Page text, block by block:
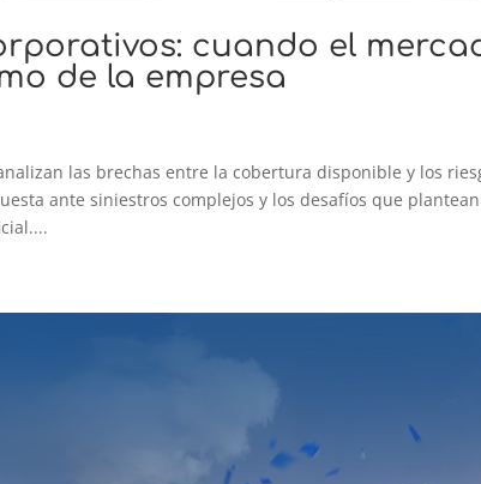
cuando el
de la empresa
las brechas entre la cobertura disponible y los
ante siniestros complejos y los desafíos que